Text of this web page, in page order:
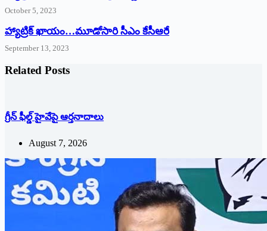
October 5, 2023
హ్యాట్రిక్‌ ‌ఖాయం…మూడోసారి సీఎం కేసీఆరే
September 13, 2023
Related Posts
గ్రీన్ ఫీల్డ్ హైవేపై ఆర్తనాదాలు
August 7, 2026